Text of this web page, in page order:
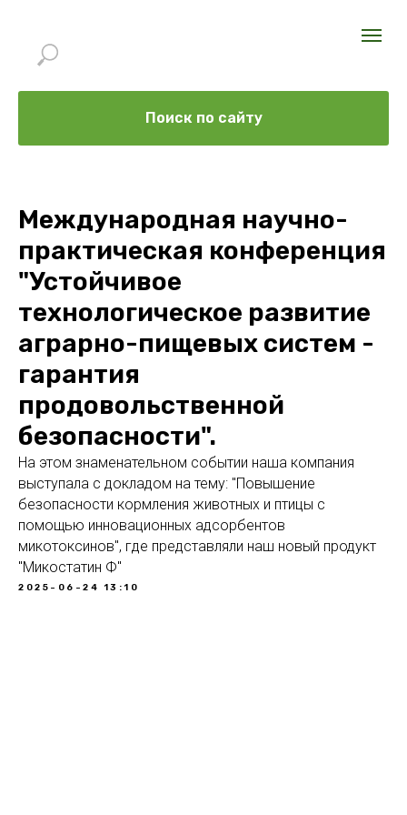
Поиск по сайту
Международная научно-
практическая конференция
"Устойчивое
технологическое развитие
аграрно-пищевых систем -
гарантия
продовольственной
безопасности".
На этом знаменательном событии наша компания
выступала с докладом на тему: "Повышение
безопасности кормления животных и птицы с
помощью инновационных адсорбентов
микотоксинов", где представляли наш новый продукт
"Микостатин Ф"
2025-06-24 13:10